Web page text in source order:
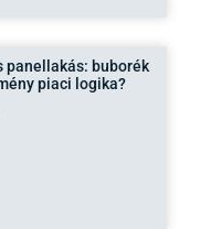
panellakás: buborék
piaci logika?